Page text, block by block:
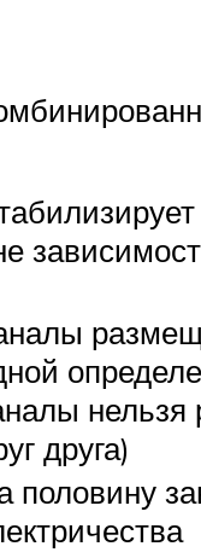
нельзя
друга)
половину